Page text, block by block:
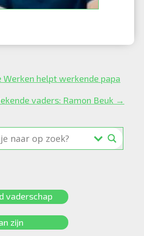
helpt werkende papa
vaders: Ramon Beuk →
vaderschap
zijn